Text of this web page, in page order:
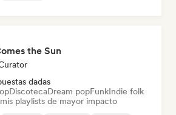
the Sun
dadas
DiscotecaDream popFunkIndie folk
playlists de mayor impacto